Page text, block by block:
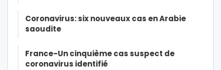
Coronavirus: six nouveaux cas en Arabie
saoudite
France-Un cinquième cas suspect de
coronavirus identifié